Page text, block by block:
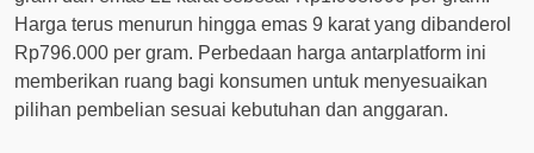
Harga terus menurun hingga emas 9 karat yang dibanderol
Rp796.000 per gram. Perbedaan harga antarplatform ini
memberikan ruang bagi konsumen untuk menyesuaikan
pilihan pembelian sesuai kebutuhan dan anggaran.